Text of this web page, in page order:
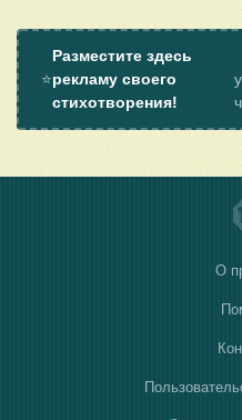
⭐
Разместите здесь
рекламу своего
стихотворения!
О